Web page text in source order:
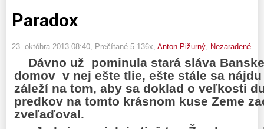
Paradox
23. októbra 2013 08:40 , Prečítané 5 136x, Anton Pižurný Nezaradené
Dávno už pominula stará sláva
domov v nej ešte tlie, ešte stále sa
záleží na tom, aby sa doklad o veľkosti
predkov na tomto krásnom kuse Zeme
zveľaďoval.